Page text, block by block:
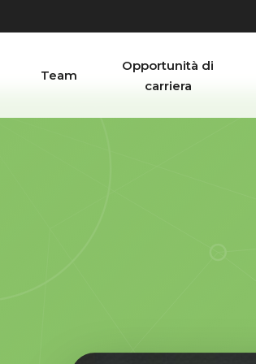
Team
Opportunità di
carriera